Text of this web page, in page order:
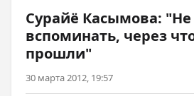
Сурайё Касымова: "Не
вспоминать, через
прошли"
30 марта 2012, 19:57